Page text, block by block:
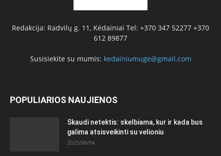
Redakcija: Radvilų g. 11, Kėdainiai Tel: +370 347 52277 +370
612 89877
Susisiekite su mumis: kedainiumuge@gmail.com
POPULIARIOS NAUJIENOS
Skaudi netektis: skelbiama, kur ir kada bus
galima atsisveikinti su velioniu
2025/08/04